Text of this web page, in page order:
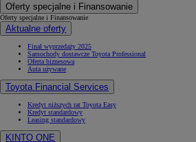
Oferty specjalne i Finansowanie
Oferty specjalne i Finansowanie
Aktualne oferty
Finał wyprzedaży 2025
Samochody dostawcze Toyota Professional
Oferta biznesowa
Auta używane
Toyota Financial Services
Kredyt niższych rat Toyota Easy
Kredyt standardowy
Leasing standardowy
KINTO ONE